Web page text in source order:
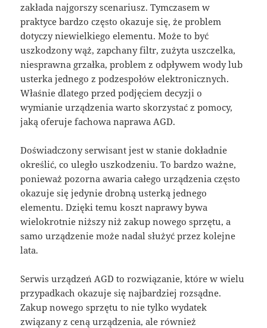
zakłada najgorszy scenariusz. Tymczasem w
praktyce bardzo często okazuje się, że problem
dotyczy niewielkiego elementu. Może to być
uszkodzony wąż, zapchany filtr, zużyta uszczelka,
niesprawna grzałka, problem z odpływem wody lub
usterka jednego z podzespołów elektronicznych.
Właśnie dlatego przed podjęciem decyzji o
wymianie urządzenia warto skorzystać z pomocy,
jaką oferuje fachowa naprawa AGD.
Doświadczony serwisant jest w stanie dokładnie
określić, co uległo uszkodzeniu. To bardzo ważne,
ponieważ pozorna awaria całego urządzenia często
okazuje się jedynie drobną usterką jednego
elementu. Dzięki temu koszt naprawy bywa
wielokrotnie niższy niż zakup nowego sprzętu, a
samo urządzenie może nadal służyć przez kolejne
lata.
Serwis urządzeń AGD to rozwiązanie, które w wielu
przypadkach okazuje się najbardziej rozsądne.
Zakup nowego sprzętu to nie tylko wydatek
związany z ceną urządzenia, ale również